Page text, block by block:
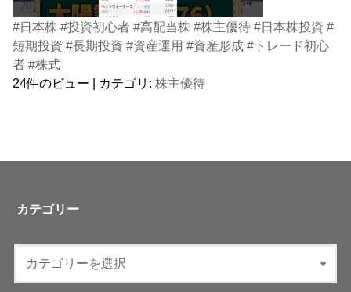
#日本株 #投資初心者 #高配当株 #株主優待 #日本株投資 #
短期投資 #長期投資 #資産運用 #資産形成 #トレード初心
者 #株式
24件のビュー | カテゴリ:株主優待
カテゴリー